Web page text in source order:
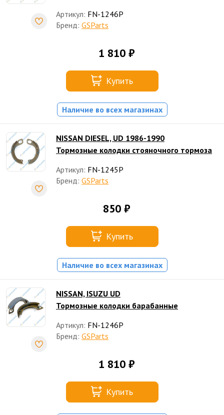
Артикул: FN-1246P
Бренд: GSParts
1 810 ₽
Купить
Наличие во всех магазинах
NISSAN DIESEL, UD 1986-1990
Тормозные колодки стояночного тормоза
Артикул: FN-1245P
Бренд: GSParts
850 ₽
Купить
Наличие во всех магазинах
NISSAN, ISUZU UD
Тормозные колодки барабанные
Артикул: FN-1246P
Бренд: GSParts
1 810 ₽
Купить